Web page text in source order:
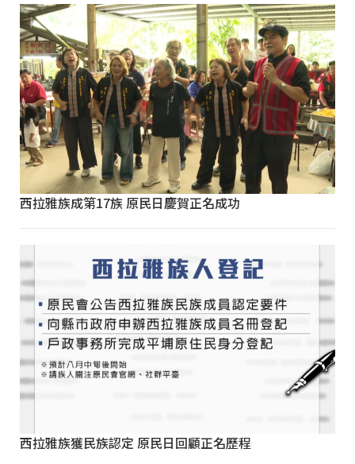
西拉雅族成第17族 原民日慶賀正名成功
西拉雅族獲民族認定 原民日回顧正名歷程